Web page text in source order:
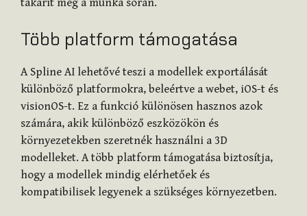
Több platform támogatása
A Spline AI lehetővé teszi a modellek exportálását
különböző platformokra, beleértve a webet, iOS-t és
visionOS-t. Ez a funkció különösen hasznos azok
számára, akik különböző eszközökön és
környezetekben szeretnék használni a 3D
modelleket. A több platform támogatása biztosítja,
hogy a modellek mindig elérhetőek és
kompatibilisek legyenek a szükséges környezetben.